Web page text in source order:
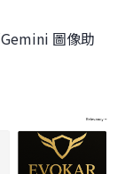
圖像助